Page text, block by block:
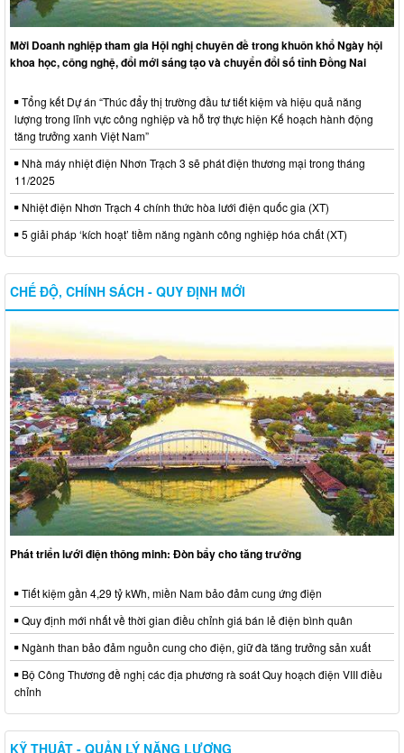
Mời Doanh nghiệp tham gia Hội nghị chuyên đề trong khuôn khổ Ngày hội
khoa học, công nghệ, đổi mới sáng tạo và chuyển đổi số tỉnh Đồng Nai
Tổng kết Dự án “Thúc đẩy thị trường đầu tư tiết kiệm và hiệu quả năng
lượng trong lĩnh vực công nghiệp và hỗ trợ thực hiện Kế hoạch hành động
tăng trưởng xanh Việt Nam”
Nhà máy nhiệt điện Nhơn Trạch 3 sẽ phát điện thương mại trong tháng
11/2025
Nhiệt điện Nhơn Trạch 4 chính thức hòa lưới điện quốc gia (XT)
5 giải pháp ‘kích hoạt’ tiềm năng ngành công nghiệp hóa chất (XT)
CHẾ ĐỘ, CHÍNH SÁCH - QUY ĐỊNH MỚI
Phát triển lưới điện thông minh: Đòn bẩy cho tăng trưởng
Tiết kiệm gần 4,29 tỷ kWh, miền Nam bảo đảm cung ứng điện
Quy định mới nhất về thời gian điều chỉnh giá bán lẻ điện bình quân
Ngành than bảo đảm nguồn cung cho điện, giữ đà tăng trưởng sản xuất
Bộ Công Thương đề nghị các địa phương rà soát Quy hoạch điện VIII điều
chỉnh
KỸ THUẬT - QUẢN LÝ NĂNG LƯỢNG